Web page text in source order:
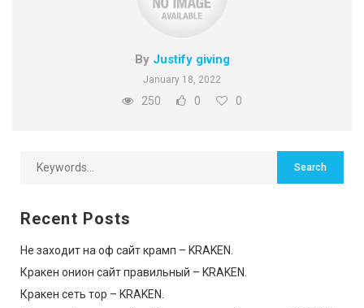
By Justify giving
January 18, 2022
250 0 0
Recent Posts
Не заходит на оф сайт крамп – KRAKEN.
Кракен онион сайт правильный – KRAKEN.
Кракен сеть тор – KRAKEN.